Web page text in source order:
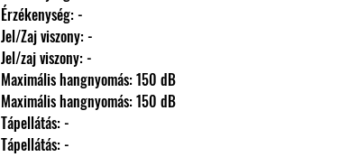
                Érzékenység: -
                Jel/Zaj viszony: -
                Jel/zaj viszony: -
                Maximális hangnyomás: 150 dB
                Maximális hangnyomás: 150 dB
                Tápellátás: -
                Tápellátás: -